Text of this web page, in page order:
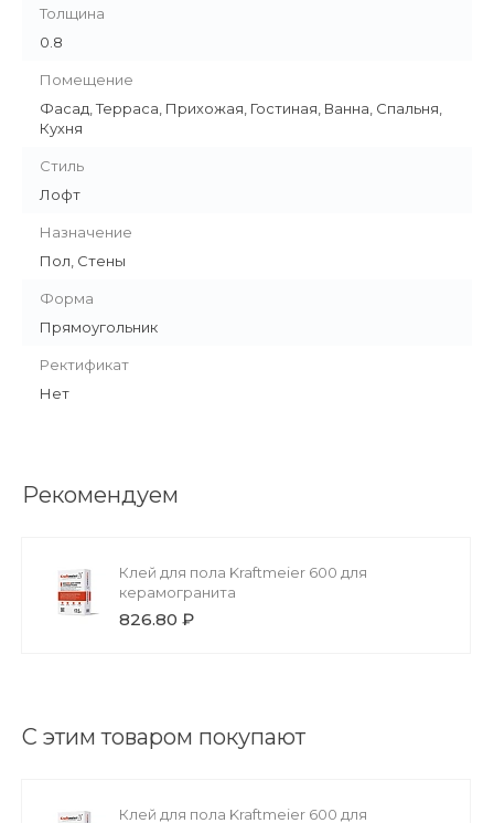
Толщина
0.8
Помещение
Фасад, Терраса, Прихожая, Гостиная, Ванна, Спальня,
Кухня
Стиль
Лофт
Назначение
Пол, Стены
Форма
Прямоугольник
Ректификат
Нет
Рекомендуем
Клей для пола Kraftmeier 600 для
керамогранита
826.80 ₽
С этим товаром покупают
Клей для пола Kraftmeier 600 для